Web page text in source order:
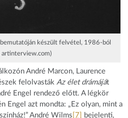
készült felvétel, 1986-ból
artinterview.com)
André Marcon, Laurence
felolvasták Az élet drámáját
Engel rendező előtt. A légkör
Engel azt mondta: „Ez olyan, mint a
André Wilms [7]
bejelenti,